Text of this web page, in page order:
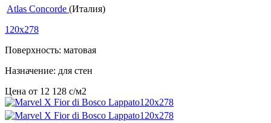
Atlas Concorde (Италия)
120x278
Поверхность: матовая
Назначение: для стен
Цена от 12 128 c/м2